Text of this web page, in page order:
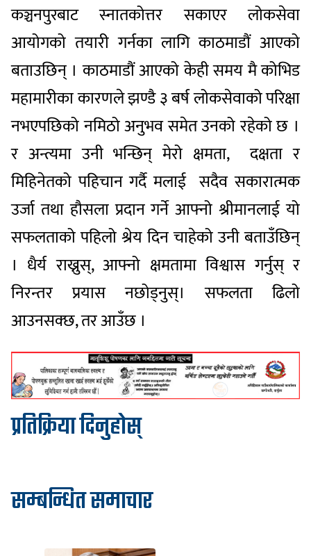
कञ्चनपुरबाट स्नातकोत्तर सकाएर लोकसेवा
आयोगको तयारी गर्नका लागि काठमाडौं आएको
बताउछिन् । काठमाडौं आएको केही समय मै कोभिड
महामारीका कारणले झण्डै ३ बर्ष लोकसेवाको परिक्षा
नभएपछिको नमिठो अनुभव समेत उनको रहेको छ ।
र अन्त्यमा उनी भन्छिन् मेरो क्षमता, दक्षता र
मिहिनेतको पहिचान गर्दै मलाई सदैव सकारात्मक
उर्जा तथा हौसला प्रदान गर्ने आफ्नो श्रीमानलाई यो
सफलताको पहिलो श्रेय दिन चाहेको उनी बताउँछिन्
। धैर्य राख्नुस्, आफ्नो क्षमतामा विश्वास गर्नुस् र
निरन्तर प्रयास नछोड्नुस्। सफलता ढिलो
आउनसक्छ, तर आउँछ ।
प्रतिक्रिया दिनुहोस्
सम्बन्धित समाचार